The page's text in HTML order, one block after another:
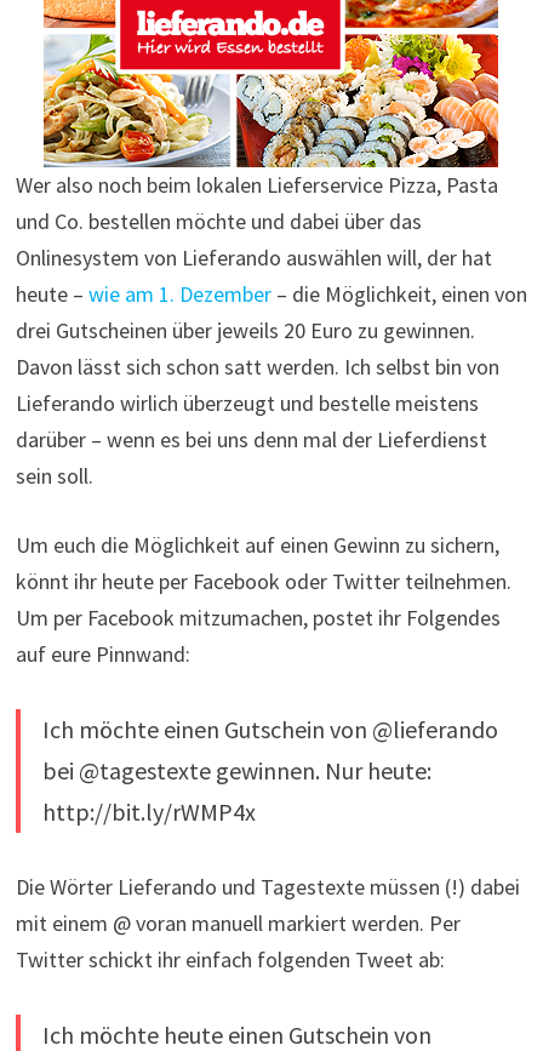
Wer also noch beim lokalen Lieferservice Pizza, Pasta
und Co. bestellen möchte und dabei über das
Onlinesystem von Lieferando auswählen will, der hat
heute – wie am 1. Dezember– die Möglichkeit, einen von
drei Gutscheinen über jeweils 20 Euro zu gewinnen.
Davon lässt sich schon satt werden. Ich selbst bin von
Lieferando wirlich überzeugt und bestelle meistens
darüber – wenn es bei uns denn mal der Lieferdienst
sein soll.
Um euch die Möglichkeit auf einen Gewinn zu sichern,
könnt ihr heute per Facebook oder Twitter teilnehmen.
Um per Facebook mitzumachen, postet ihr Folgendes
auf eure Pinnwand:
Ich möchte einen Gutschein von @lieferando
bei @tagestexte gewinnen. Nur heute:
http://bit.ly/rWMP4x
Die Wörter Lieferando und Tagestexte müssen (!) dabei
mit einem @ voran manuell markiert werden. Per
Twitter schickt ihr einfach folgenden Tweet ab:
Ich möchte heute einen Gutschein von